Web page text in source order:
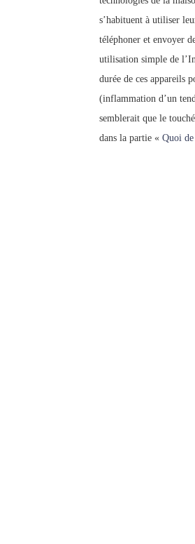
s’habituent à utiliser
téléphoner et envoyer
utilisation simple de
durée de ces appareils
(inflammation d’un
semblerait que le
dans la partie « Quoi